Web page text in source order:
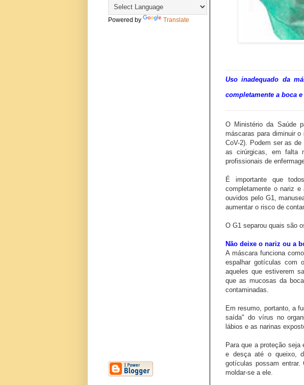
Uso inadequado da
completamente a boca
O Ministério da Saúde
máscaras para diminuir
CoV-2). Podem ser as
as cirúrgicas, em falta
profissionais de
É importante que
completamente o nariz
ouvidos pelo G1,
aumentar o risco de
O G1 separou quais são
Não deixe o nariz ou a
A máscara funciona
espalhar gotículas com
aqueles que estiverem
que as mucosas da
contaminadas.
Em resumo, portanto, a
saída" do vírus no
lábios e as narinas
Para que a proteção
e desça até o queixo,
gotículas possam
moldar-se a ele.
Powered by Translate